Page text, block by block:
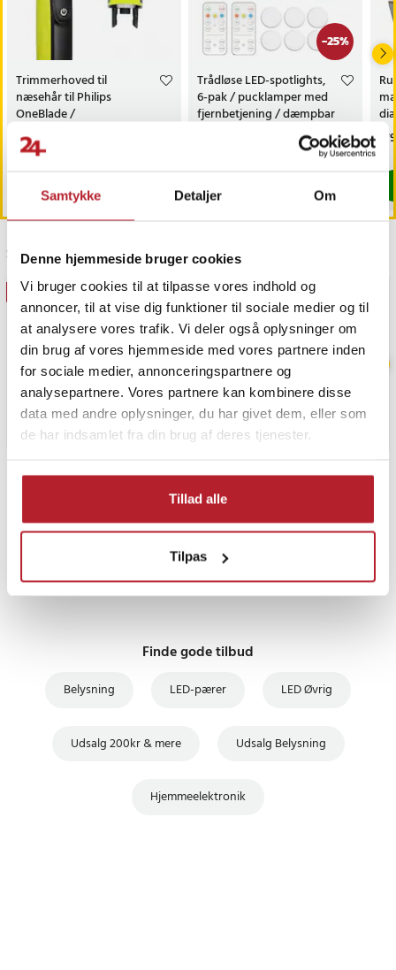
Samtykke Detaljer Om
Denne hjemmeside bruger cookies
Vi bruger cookies til at tilpasse vores indhold og
annoncer, til at vise dig funktioner til sociale medier og til
at analysere vores trafik. Vi deler også oplysninger om
din brug af vores hjemmeside med vores partnere inden
for sociale medier, annonceringspartnere og
analysepartnere. Vores partnere kan kombinere disse
data med andre oplysninger, du har givet dem, eller som
de har indsamlet fra din brug af deres tjenester.
Tillad alle
Tilpas
Trimmerhoved til
næsehår til Philips
OneBlade /
næsehårstrimmer /
næsetrimmerhoved
Pris:
69 kr.
Findes på lager, Leveres i løbet af 1-2 hverdage
-25%
Trådløse LED-spotlights,
6-pak / pucklamper med
fjernbetjening / dæmpbar
Tidligere pris:199 kr.
Findes på lager, Leveres i løbet af 1-2
Sidst besøgt
GAVEIDÉ BESTSELLERE
Finde gode tilbud
Belysning LED-pærer LED Øvrig
Udsalg 200kr & mere Udsalg Belysning
Hjemmeelektronik